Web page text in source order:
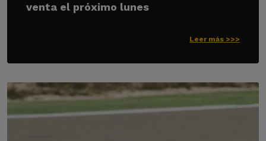
venta el próximo lunes
Leer más >>>